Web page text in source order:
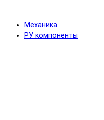
Механика
РУ компоненты